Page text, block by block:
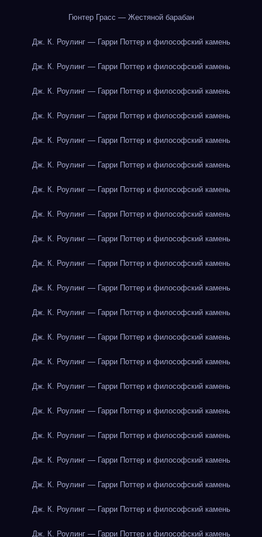
Гюнтер Грасс — Жестяной барабан
Дж. К. Роулинг — Гарри Поттер и философский камень
Дж. К. Роулинг — Гарри Поттер и философский камень
Дж. К. Роулинг — Гарри Поттер и философский камень
Дж. К. Роулинг — Гарри Поттер и философский камень
Дж. К. Роулинг — Гарри Поттер и философский камень
Дж. К. Роулинг — Гарри Поттер и философский камень
Дж. К. Роулинг — Гарри Поттер и философский камень
Дж. К. Роулинг — Гарри Поттер и философский камень
Дж. К. Роулинг — Гарри Поттер и философский камень
Дж. К. Роулинг — Гарри Поттер и философский камень
Дж. К. Роулинг — Гарри Поттер и философский камень
Дж. К. Роулинг — Гарри Поттер и философский камень
Дж. К. Роулинг — Гарри Поттер и философский камень
Дж. К. Роулинг — Гарри Поттер и философский камень
Дж. К. Роулинг — Гарри Поттер и философский камень
Дж. К. Роулинг — Гарри Поттер и философский камень
Дж. К. Роулинг — Гарри Поттер и философский камень
Дж. К. Роулинг — Гарри Поттер и философский камень
Дж. К. Роулинг — Гарри Поттер и философский камень
Дж. К. Роулинг — Гарри Поттер и философский камень
Дж. К. Роулинг — Гарри Поттер и философский камень